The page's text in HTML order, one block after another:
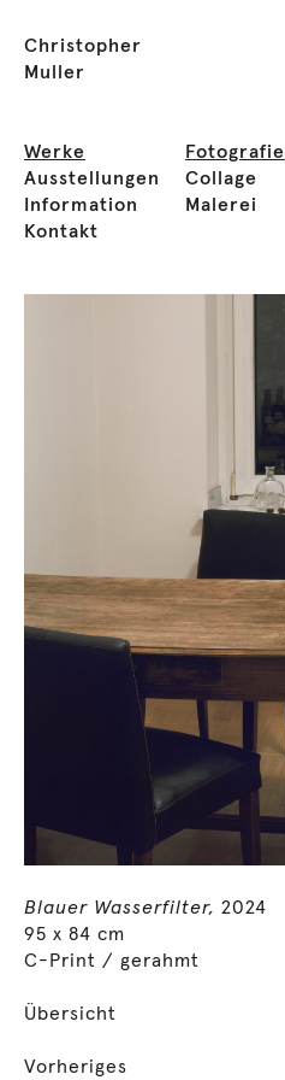
Christopher
Muller
Werke Fotografie
Collage
Malerei
Ausstellungen
Information
Kontakt
Blauer Wasserfilter, 2024
95 x 84 cm
C-Print / gerahmt
Übersicht
Vorheriges